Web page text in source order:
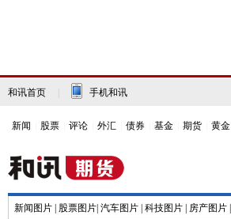
和讯首页 手机和讯
新闻 股票 评论 外汇 债券 基金 期货 黄金
新闻图片 股票图片 汽车图片 科技图片 房产图片